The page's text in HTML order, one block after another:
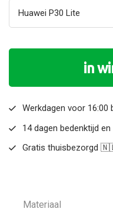
in
Werkdagen voor 16:00
14 dagen bedenktijd
Gratis thuisbezorgd
Materiaal